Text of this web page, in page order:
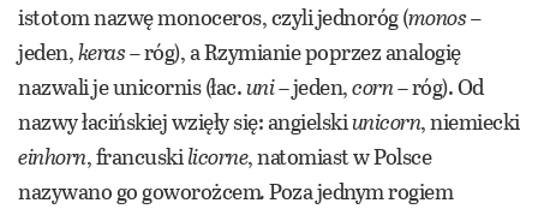
istotom nazwę monoceros, czyli jednoróg (monos –
jeden,keras –róg), a Rzymianie poprzez analogię
nazwali je unicornis (łac.uni– jeden,corn– róg). Od
nazwy łacińskiej wzięły się: angielskiunicorn, niemiecki
einhorn, francuskilicorne, natomiast w Polsce
nazywano go goworożcem.Poza jednym rogiem